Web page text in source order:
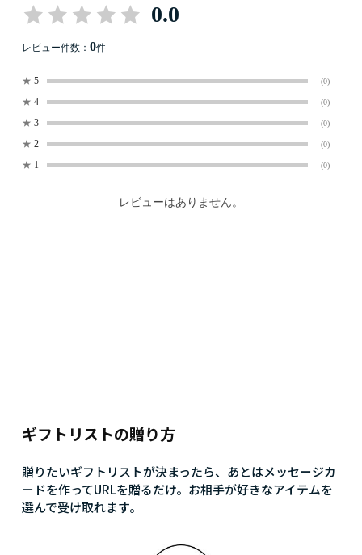
0.0
レビュー件数： 0件
★ 5 (0)
★ 4 (0)
★ 3 (0)
★ 2 (0)
★ 1 (0)
レビューはありません。
ギフトリストの贈り方
贈りたいギフトリストが決まったら、あとはメッセージカ
ードを作ってURLを贈るだけ。お相手が好きなアイテムを
選んで受け取れます。